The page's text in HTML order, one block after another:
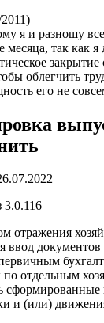
я и разношу
так как я
облегчить
его не
3.0.116
отражения
ввод
по отдельным
и (или)